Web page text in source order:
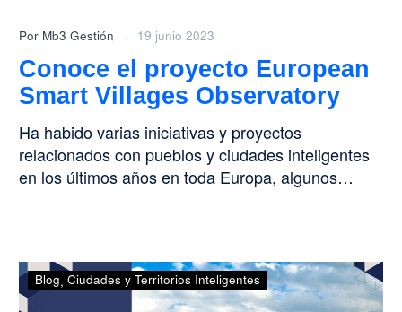
Por Mb3 Gestión - 19 junio 2023
Conoce el proyecto European
Smart Villages Observatory
Ha habido varias iniciativas y proyectos
relacionados con pueblos y ciudades inteligentes
en los últimos años en toda Europa, algunos…
‘Smart
Village’,
Blog Ciudades y Territorios Inteligentes